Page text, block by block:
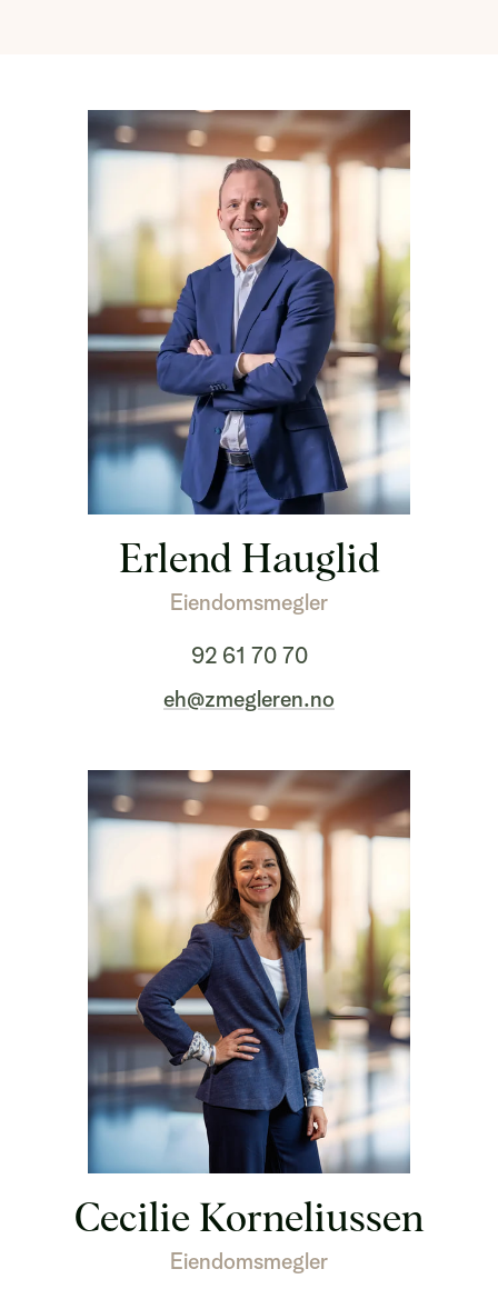
Erlend Hauglid
Eiendomsmegler
92 61 70 70
eh@zmegleren.no
Cecilie Korneliussen
Eiendomsmegler